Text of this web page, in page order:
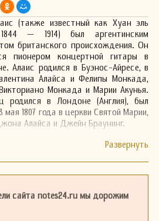
(также известный как Хуан эль
— 1914) был аргентинским
британского происхождения. Он
пионером концертной гитары в
Алаис родился в Буэнос-Айресе, в
Алайса и Фелипы Монкада,
Монкада и Марии Акунья.
родился в Лондоне (Англия), был
мая 1807 года в церкви Святой Марии,
Алайса и Джейн Браунинг.
произведений народной музыки
его лучшим произведением. В 1870-х
преподавал гитару в городе, среди
сайта notes24.ru мы дорожим